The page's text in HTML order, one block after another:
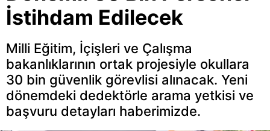
İstihdam Edilecek
Milli Eğitim, İçişleri ve Çalışma
bakanlıklarının ortak projesiyle okullara
30 bin güvenlik görevlisi alınacak. Yeni
dönemdeki dedektörle arama yetkisi ve
başvuru detayları haberimizde.